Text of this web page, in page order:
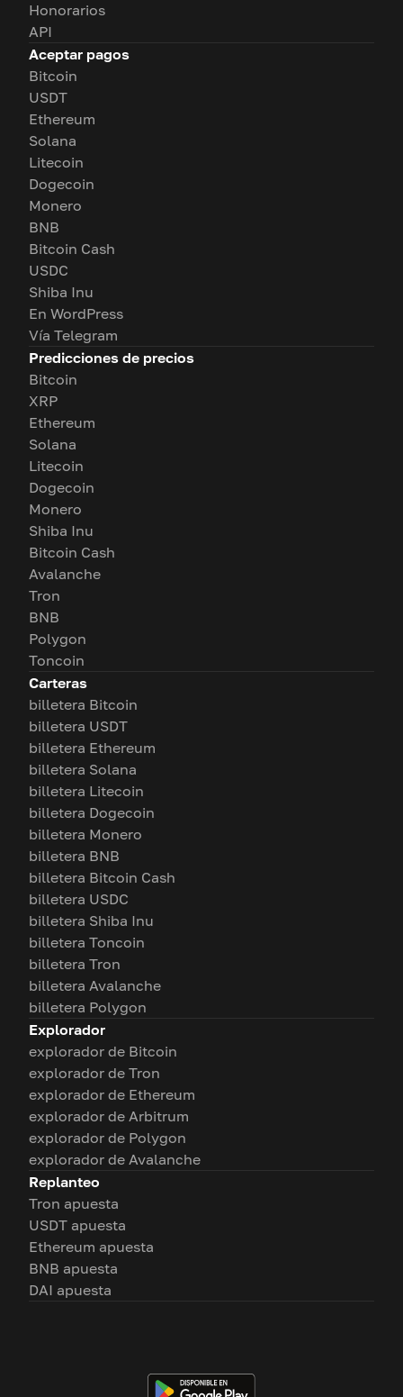
Honorarios
API
Aceptar pagos
Bitcoin
USDT
Ethereum
Solana
Litecoin
Dogecoin
Monero
BNB
Bitcoin Cash
USDC
Shiba Inu
En WordPress
Vía Telegram
Predicciones de precios
Bitcoin
XRP
Ethereum
Solana
Litecoin
Dogecoin
Monero
Shiba Inu
Bitcoin Cash
Avalanche
Tron
BNB
Polygon
Toncoin
Carteras
billetera Bitcoin
billetera USDT
billetera Ethereum
billetera Solana
billetera Litecoin
billetera Dogecoin
billetera Monero
billetera BNB
billetera Bitcoin Cash
billetera USDC
billetera Shiba Inu
billetera Toncoin
billetera Tron
billetera Avalanche
billetera Polygon
Explorador
explorador de Bitcoin
explorador de Tron
explorador de Ethereum
explorador de Arbitrum
explorador de Polygon
explorador de Avalanche
Replanteo
Tron apuesta
USDT apuesta
Ethereum apuesta
BNB apuesta
DAI apuesta